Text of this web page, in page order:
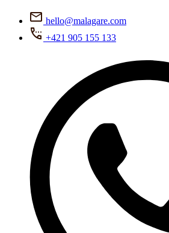
hello@malagare.com
+421 905 155 133